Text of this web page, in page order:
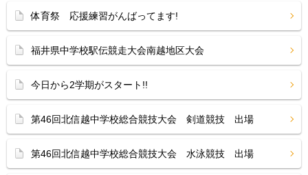
体育祭 応援練習がんばってます!
福井県中学校駅伝競走大会南越地区大会
今日から2学期がスタート!!
第46回北信越中学校総合競技大会 剣道競技 出場
第46回北信越中学校総合競技大会 水泳競技 出場